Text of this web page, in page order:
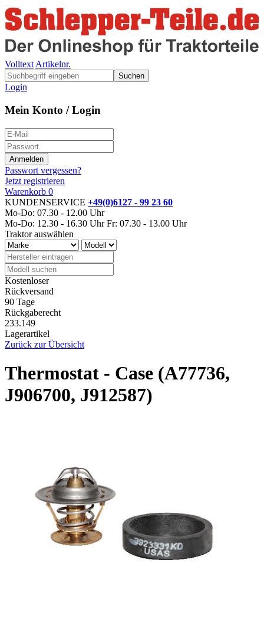
Volltext Artikelnr.
Suchen
Login
Mein Konto / Login
Passwort vergessen?
Jetzt registrieren
Warenkorb 0
KUNDENSERVICE +49(0)6127 - 99 23 60
Mo-Do: 07.30 - 12.00 Uhr
Mo-Do: 12.30 - 16.30 Uhr Fr: 07.30 - 13.00 Uhr
Traktor auswählen
Kostenloser
Rückversand
90 Tage
Rückgaberecht
233.149
Lagerartikel
Zurück zur Übersicht
Thermostat - Case (A77736,
J906700, J912587)